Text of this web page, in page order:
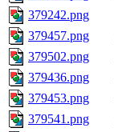
379242.png
379457.png
379502.png
379436.png
379453.png
379541.png